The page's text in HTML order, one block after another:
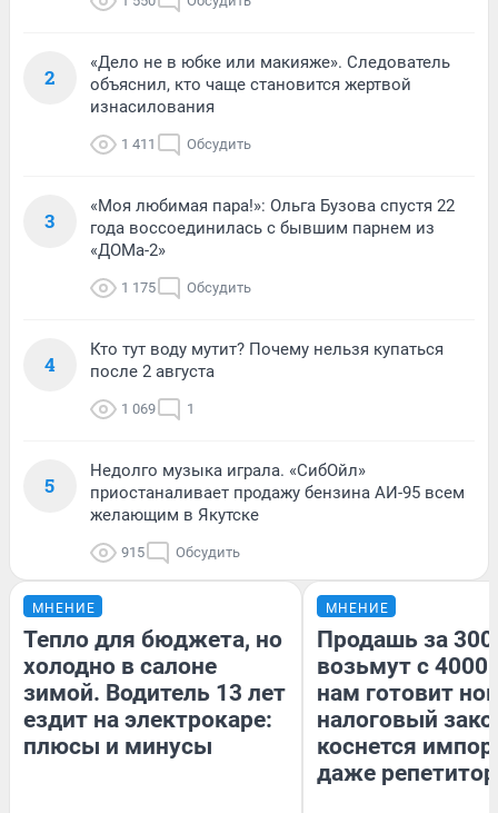
2
«Дело не в юбке или макияже». Следователь
объяснил, кто чаще становится жертвой
изнасилования
1 411 Обсудить
3
«Моя любимая пара!»: Ольга Бузова спустя 22
года воссоединилась с бывшим парнем из
«ДОМа-2»
1 175 Обсудить
4
Кто тут воду мутит? Почему нельзя купаться
после 2 августа
1 069 1
5
Недолго музыка играла. «СибОйл»
приостаналивает продажу бензина АИ-95 всем
желающим в Якутске
915 Обсудить
МНЕНИЕ
Тепло для бюджета, но
холодно в салоне
зимой. Водитель 13 лет
ездит на электрокаре:
плюсы и минусы
МНЕНИЕ
Продашь за
возьмут с
нам готовит
налоговый
коснется
даже